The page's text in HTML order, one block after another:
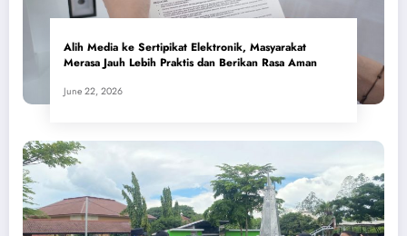
Alih Media ke Sertipikat Elektronik, Masyarakat
Merasa Jauh Lebih Praktis dan Berikan Rasa Aman
June 22, 2026